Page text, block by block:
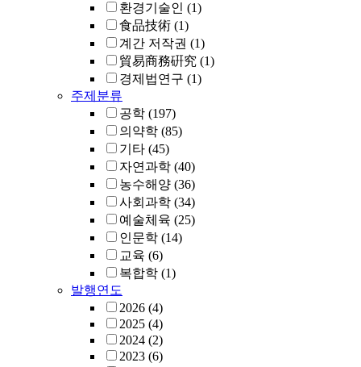
환경기술인 (1)
食品技術 (1)
계간 저작권 (1)
貿易商務硏究 (1)
경제법연구 (1)
주제분류
공학 (197)
의약학 (85)
기타 (45)
자연과학 (40)
농수해양 (36)
사회과학 (34)
예술체육 (25)
인문학 (14)
교육 (6)
복합학 (1)
발행연도
2026 (4)
2025 (4)
2024 (2)
2023 (6)